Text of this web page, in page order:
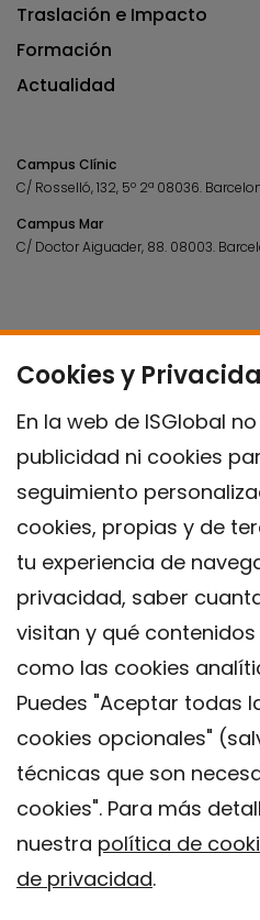
Cookies y
En la web de ISGlobal
publicidad ni cookies
seguimiento
cookies, propias y de
tu experiencia de
privacidad, saber
visitan y qué
como las cookies
Puedes "Aceptar todas
cookies opcionales"
técnicas que son
cookies". Para más
nuestra política de
de privacidad.
Traslación e Impacto
Formación
Actualidad
Campus Clínic
C/ Rosselló, 132, 5º 2ª 08036.
Campus Mar
C/ Doctor Aiguader, 88. 08003.
Contacto
Política de privacidad
Política de Cookies